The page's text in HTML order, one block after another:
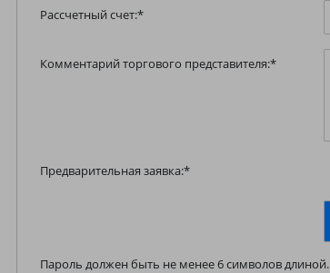
Рассчетный счет:*
Комментарий торгового представителя:*
Предварительная заявка:*
Пароль должен быть не менее 6 символов длиной.